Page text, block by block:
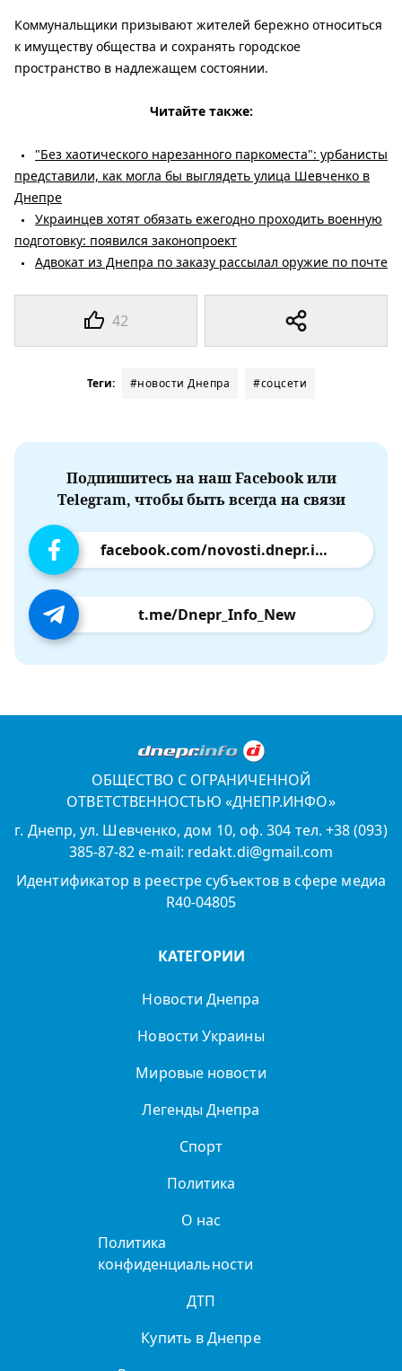
42
Коммунальщики призывают жителей бережно относиться
к имуществу общества и сохранять городское
пространство в надлежащем состоянии.
Читайте также:
"Без хаотического нарезанного паркоместа": урбанисты
представили, как могла бы выглядеть улица Шевченко в
Днепре
Украинцев хотят обязать ежегодно проходить военную
подготовку: появился законопроект
Адвокат из Днепра по заказу рассылал оружие по почте
Теги: #новости Днепра #соцсети
Подпишитесь на наш Facebook или
Telegram, чтобы быть всегда на связи
facebook.com/novosti.dnepr.info
t.me/Dnepr_Info_New
ОБЩЕСТВО С ОГРАНИЧЕННОЙ
ОТВЕТСТВЕННОСТЬЮ «ДНЕПР.ИНФО»
г. Днепр, ул. Шевченко, дом 10, оф. 304 тел. +38 (093)
385-87-82 e-mail: redakt.di@gmail.com
Идентификатор в реестре субъектов в сфере медиа
R40-04805
КАТЕГОРИИ
Новости Днепра
Новости Украины
Мировые новости
Легенды Днепра
Спорт
Политика
О нас
Политика
конфиденциальности
ДТП
Купить в Днепре